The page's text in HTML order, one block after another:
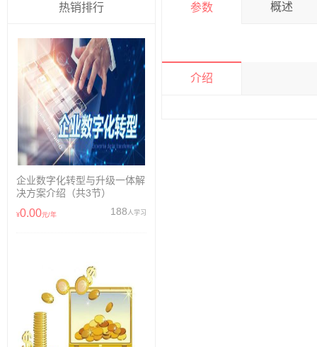
热销排行
企业数字化转型与升级一体解
决方案介绍（共3节）
¥0.00元/年 188人学习
参数 概述
介绍